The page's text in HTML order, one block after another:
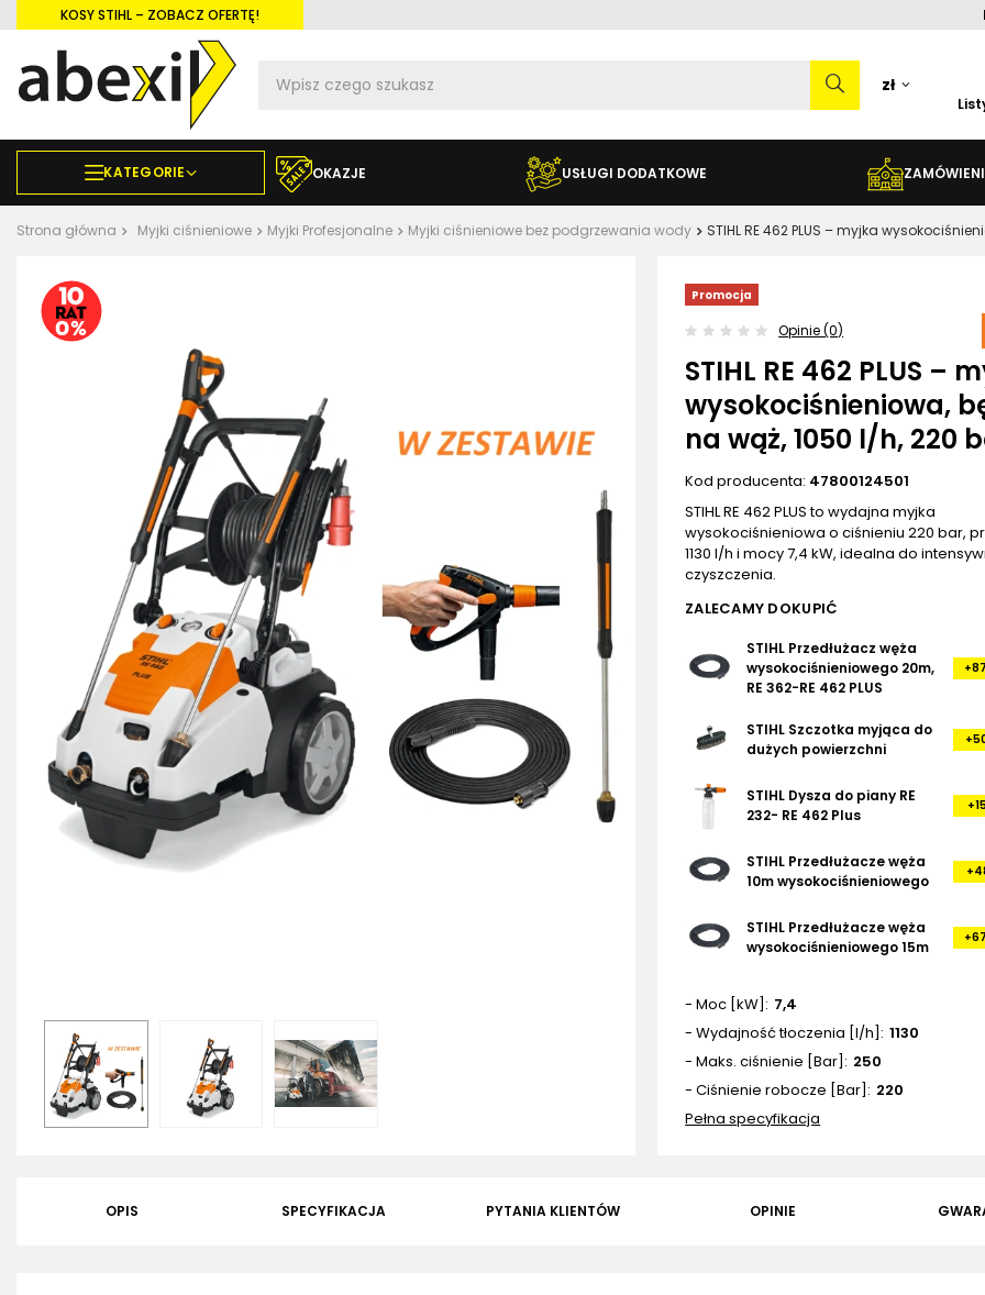
KOSY STIHL – ZOBACZ OFERTĘ!
zł
KATEGORIE OKAZJE USŁUGI DODATKOWE
Strona główna Myjki ciśnieniowe Myjki Profesjonalne Myjki ciśnieniowe bez podgrzewania wody STIHL RE 462 PLUS – myjka
Promocja
Opinie (0)
STIHL RE 462 PLUS –
wysokociśnieniowa,
na wąż, 1050 l/h, 220
Kod producenta: 47800124501
STIHL RE 462 PLUS to wydajna myjka
wysokociśnieniowa o ciśnieniu 220 bar,
1130 l/h i mocy 7,4 kW, idealna do
czyszczenia.
ZALECAMY DOKUPIĆ
STIHL Przedłużacz węża
wysokociśnieniowego 20m,
RE 362-RE 462 PLUS
STIHL Szczotka myjąca do
dużych powierzchni
STIHL Dysza do piany RE
232- RE 462 Plus
STIHL Przedłużacze węża
10m wysokociśnieniowego
STIHL Przedłużacze węża
wysokociśnieniowego 15m
- Moc [kW]
7,4
- Wydajność tłoczenia [l/h] 1130
- Maks. ciśnienie [Bar]
250
- Ciśnienie robocze [Bar]
220
Pełna specyfikacja
OPIS SPECYFIKACJA PYTANIA KLIENTÓW OPINIE